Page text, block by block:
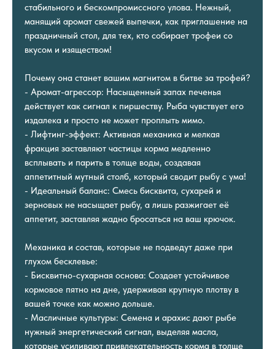
стабильного и бескомпромиссного улова. Нежный,
манящий аромат свежей выпечки, как приглашение на
праздничный стол, для тех, кто собирает трофеи со
вкусом и изяществом!
Почему она станет вашим магнитом в битве за трофей?
- Аромат-агрессор: Насыщенный запах печенья
действует как сигнал к пиршеству. Рыба чувствует его
издалека и просто не может проплыть мимо.
- Лифтинг-эффект: Активная механика и мелкая
фракция заставляют частицы корма медленно
всплывать и парить в толще воды, создавая
аппетитный мутный столб, который сводит рыбу с ума!
- Идеальный баланс: Смесь бисквита, сухарей и
зерновых не насыщает рыбу, а лишь разжигает её
аппетит, заставляя жадно бросаться на ваш крючок.
Механика и состав, которые не подведут даже при
глухом бесклевье:
- Бисквитно-сухарная основа: Создает устойчивое
кормовое пятно на дне, удерживая крупную плотву в
вашей точке как можно дольше.
- Масличные культуры: Семена и арахис дают рыбе
нужный энергетический сигнал, выделяя масла,
которые усиливают привлекательность корма в толще